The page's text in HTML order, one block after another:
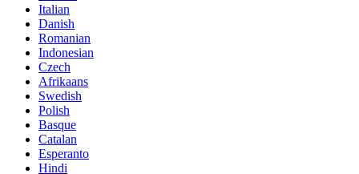
Italian
Danish
Romanian
Indonesian
Czech
Afrikaans
Swedish
Polish
Basque
Catalan
Esperanto
Hindi